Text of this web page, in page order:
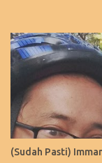
(Sudah Pasti)